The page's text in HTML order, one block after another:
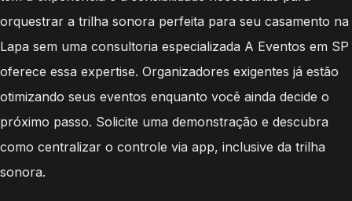
orquestrar a trilha sonora perfeita para seu casamento na
Lapa sem uma consultoria especializada A Eventos em SP
oferece essa expertise. Organizadores exigentes já estão
otimizando seus eventos enquanto você ainda decide o
próximo passo. Solicite uma demonstração e descubra
como centralizar o controle via app, inclusive da trilha
sonora.